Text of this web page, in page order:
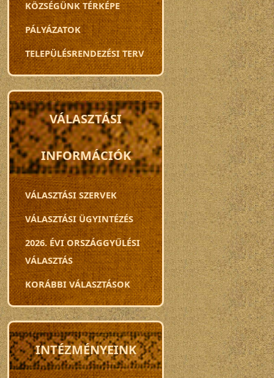
KÖZSÉGÜNK TÉRKÉPE
PÁLYÁZATOK
TELEPÜLÉSRENDEZÉSI TERV
VÁLASZTÁSI
INFORMÁCIÓK
VÁLASZTÁSI SZERVEK
VÁLASZTÁSI ÜGYINTÉZÉS
2026. ÉVI ORSZÁGGYŰLÉSI
VÁLASZTÁS
KORÁBBI VÁLASZTÁSOK
INTÉZMÉNYEINK